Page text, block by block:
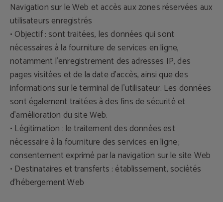
Navigation sur le Web et accès aux zones réservées aux
utilisateurs enregistrés
• Objectif : sont traitées, les données qui sont
nécessaires à la fourniture de services en ligne,
notamment l'enregistrement des adresses IP, des
pages visitées et de la date d'accès, ainsi que des
informations sur le terminal de l'utilisateur. Les données
sont également traitées à des fins de sécurité et
d'amélioration du site Web.
• Légitimation : le traitement des données est
nécessaire à la fourniture des services en ligne ;
consentement exprimé par la navigation sur le site Web
• Destinataires et transferts : établissement, sociétés
d'hébergement Web